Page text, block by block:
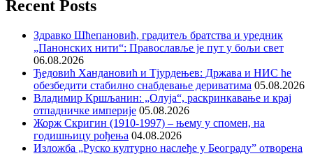
Recent Posts
Здравко Шћепановић, градитељ братства и уредник
„Панонских нити“: Православље је пут у бољи свет
06.08.2026
Ђедовић Хандановић и Тјурдењев: Држава и НИС ће
обезбедити стабилно снабдевање дериватима 05.08.2026
Владимир Кршљанин: „Олуја“, раскринкавање и крај
отпадничке империје 05.08.2026
Жорж Скригин (1910-1997) – њему у спомен, на
годишњицу рођења 04.08.2026
Изложба „Руско културно наслеђе у Београду” отворена